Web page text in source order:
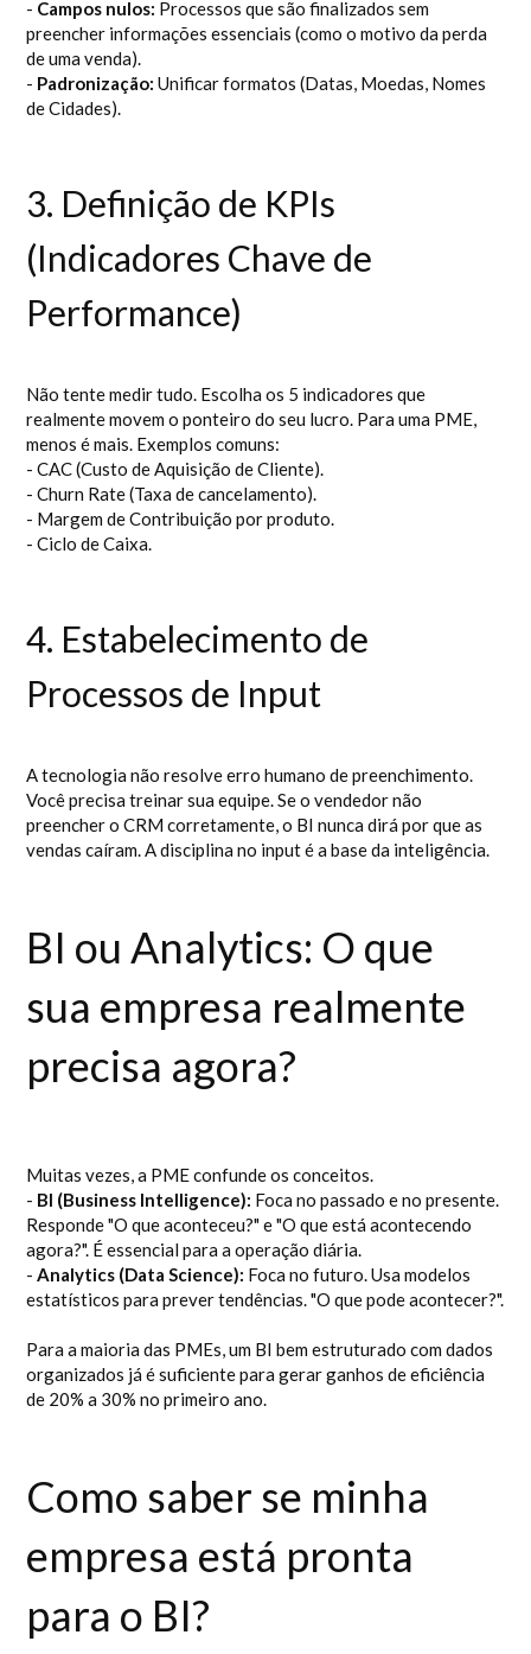
- Campos nulos: Processos que são finalizados sem
preencher informações essenciais (como o motivo da perda
de uma venda).
- Padronização: Unificar formatos (Datas, Moedas, Nomes
de Cidades).
3. Definição de KPIs
(Indicadores Chave de
Performance)
Não tente medir tudo. Escolha os 5 indicadores que
realmente movem o ponteiro do seu lucro. Para uma PME,
menos é mais. Exemplos comuns:
- CAC (Custo de Aquisição de Cliente).
- Churn Rate (Taxa de cancelamento).
- Margem de Contribuição por produto.
- Ciclo de Caixa.
4. Estabelecimento de
Processos de Input
A tecnologia não resolve erro humano de preenchimento.
Você precisa treinar sua equipe. Se o vendedor não
preencher o CRM corretamente, o BI nunca dirá por que as
vendas caíram. A disciplina no input é a base da inteligência.
BI ou Analytics: O que
sua empresa realmente
precisa agora?
Muitas vezes, a PME confunde os conceitos.
- BI (Business Intelligence): Foca no passado e no presente.
Responde "O que aconteceu?" e "O que está acontecendo
agora?". É essencial para a operação diária.
-Analytics (Data Science): Foca no futuro. Usa modelos
estatísticos para prever tendências. "O que pode acontecer?".
Para a maioria das PMEs, um BI bem estruturado com dados
organizados já é suficiente para gerar ganhos de eficiência
de 20% a 30% no primeiro ano.
Como saber se minha
empresa está pronta
para o BI?